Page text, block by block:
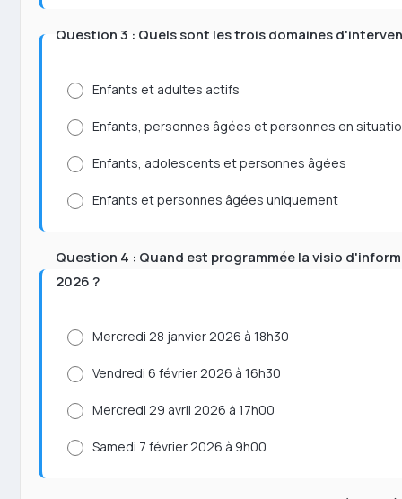
Question 3 : Quels sont les trois domaines
Enfants et adultes actifs
Enfants, personnes âgées et personnes en
Enfants, adolescents et personnes âgées
Enfants et personnes âgées uniquement
Question 4 : Quand est programmée la visio
2026 ?
Mercredi 28 janvier 2026 à 18h30
Vendredi 6 février 2026 à 16h30
Mercredi 29 avril 2026 à 17h00
Samedi 7 février 2026 à 9h00